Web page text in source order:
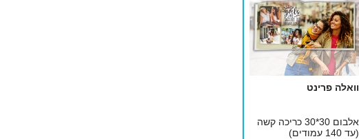
וואלה פרינט
אלבום 30*30 כריכה קשה
(עד 140 עמודים)